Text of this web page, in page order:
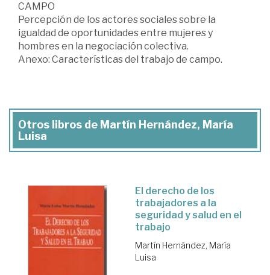
CAMPO
Percepción de los actores sociales sobre la
igualdad de oportunidades entre mujeres y
hombres en la negociación colectiva.
Anexo: Características del trabajo de campo.
Otros libros de Martín Hernández, María
Luisa
El derecho de los
trabajadores a la
seguridad y salud en el
trabajo
Martín Hernández, María
Luisa